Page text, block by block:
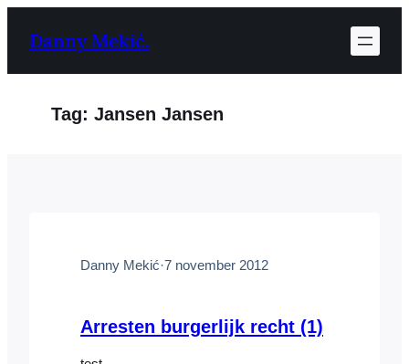
naarDanny Mekić.
Tag: Jansen Jansen
Danny Mekić·7 november 2012
Arresten burgerlijk recht (1)